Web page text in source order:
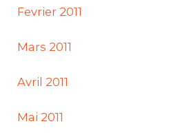
Fevrier 2011
Mars 2011
Avril 2011
Mai 2011